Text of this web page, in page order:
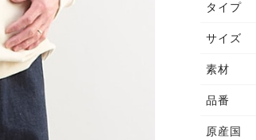
タイプ
サイズ
素材
品番
原産国